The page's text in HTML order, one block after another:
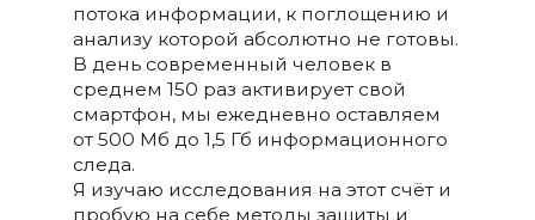
потока информации, к поглощению и
анализу которой абсолютно не готовы.
В день современный человек в
среднем 150 раз активирует свой
смартфон, мы ежедневно оставляем
от 500 Мб до 1,5 Гб информационного
следа.
Я изучаю исследования на этот счёт и
пробую на себе методы защиты и